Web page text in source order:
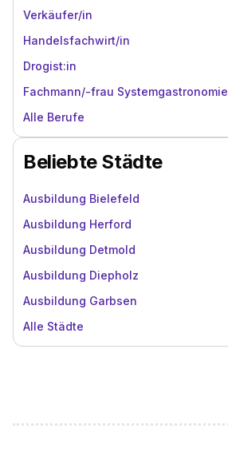
Verkäufer/in
Handelsfachwirt/in
Drogist:in
Fachmann/-frau Systemgastronomie
Alle Berufe
Beliebte Städte
Ausbildung Bielefeld
Ausbildung Herford
Ausbildung Detmold
Ausbildung Diepholz
Ausbildung Garbsen
Alle Städte